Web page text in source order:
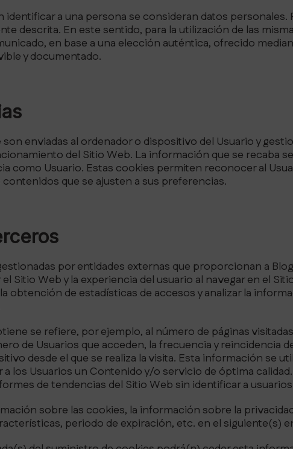
identificar a una persona se consideran datos personales.
descrita. En este sentido, para la utilización de las
en base a una elección auténtica, ofrecido
y documentado.
enviadas al ordenador o dispositivo del Usuario y
del Sitio Web. La información que se recaba
como Usuario. Estas cookies permiten reconocer al
que se ajusten a sus preferencias.
por entidades externas que proporcionan a
Sitio Web y la experiencia del usuario al navegar en el
obtención de estadísticas de accesos y analizar la
se refiere, por ejemplo, al número de páginas
de Usuarios que acceden, la frecuencia y reincidencia
desde el que se realiza la visita. Esta información se
a los Usuarios un Contenido y/o servicio de óptima
de tendencias del Sitio Web sin identificar a
sobre las cookies, la información sobre la
periodo de expiración, etc. en el siguiente(s)